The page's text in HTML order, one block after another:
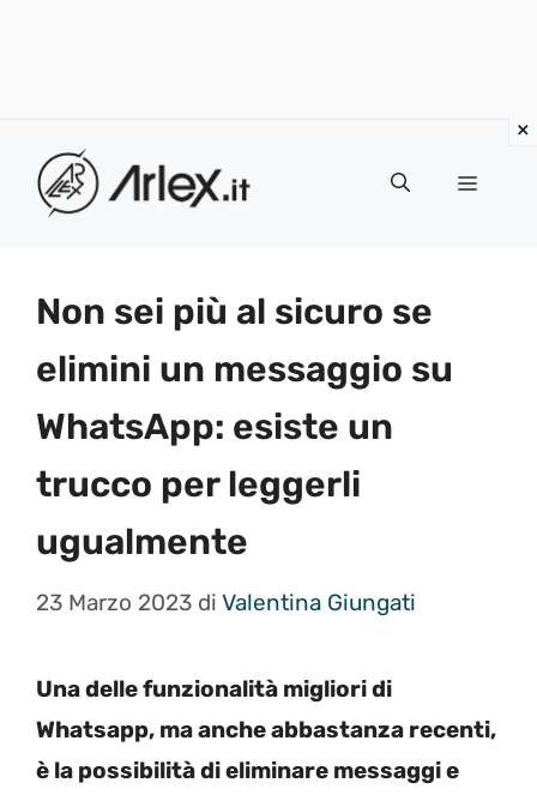
contenuto
Menu
Non sei più al sicuro se
elimini un messaggio su
WhatsApp: esiste un
trucco per leggerli
ugualmente
23 Marzo 2023 di Valentina Giungati
Una delle funzionalità migliori di
Whatsapp, ma anche abbastanza recenti,
è la possibilità di eliminare messaggi e